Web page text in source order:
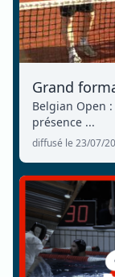
Grand
Belgian Open
présence ...
diffusé le 23/07/